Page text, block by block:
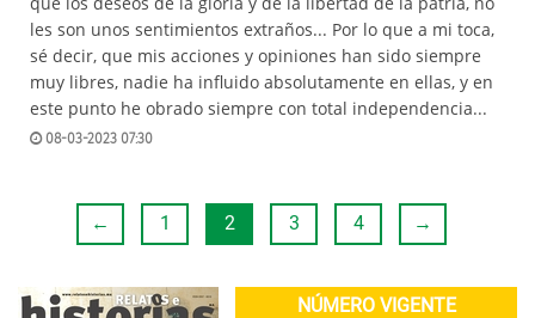
les son unos sentimientos extraños... Por lo que a mi toca,
sé decir, que mis acciones y opiniones han sido siempre
muy libres, nadie ha influido absolutamente en ellas, y en
este punto he obrado siempre con total independencia...
08-03-2023 07:30
← 1 2 3 4 →
NÚMERO VIGENTE